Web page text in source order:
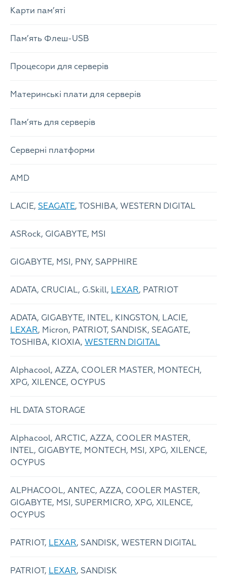
Карти пам’яті
Пам’ять Флеш-USB
Процесори для серверів
Материнські плати для серверів
Пам’ять для серверів
Серверні платформи
AMD
LACIE, SEAGATE, TOSHIBA, WESTERN DIGITAL
ASRock, GIGABYTE, MSI
GIGABYTE, MSI, PNY, SAPPHIRE
ADATA, CRUCIAL, G.Skill, LEXAR, PATRIOT
ADATA, GIGABYTE, INTEL, KINGSTON, LACIE,
LEXAR, Micron, PATRIOT, SANDISK, SEAGATE,
TOSHIBA, KIOXIA, WESTERN DIGITAL
Alphacool, AZZA, COOLER MASTER, MONTECH,
XPG, XILENCE, OCYPUS
HL DATA STORAGE
Alphacool, ARCTIC, AZZA, COOLER MASTER,
INTEL, GIGABYTE, MONTECH, MSI, XPG, XILENCE,
OCYPUS
ALPHACOOL, ANTEC, AZZA, COOLER MASTER,
GIGABYTE, MSI, SUPERMICRO, XPG, XILENCE,
OCYPUS
PATRIOT, LEXAR, SANDISK, WESTERN DIGITAL
PATRIOT, LEXAR, SANDISK